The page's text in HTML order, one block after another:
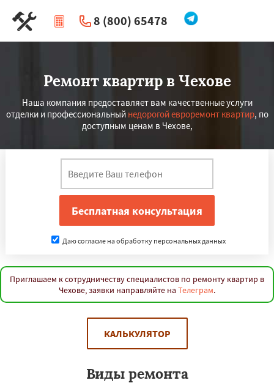
8 (800) 65478
| Перезвоните мне
Ремонт квартир в Чехове
Наша компания предоставляет вам качественные услуги
отделки и профессиональный недорогой евроремонт квартир, по
доступным ценам в Чехове,
Даю согласие на обработку персональных данных
Приглашаем к сотрудничеству специалистов по ремонту квартир в
Чехове, заявки направляйте на Телеграм.
КАЛЬКУЛЯТОР
Виды ремонта